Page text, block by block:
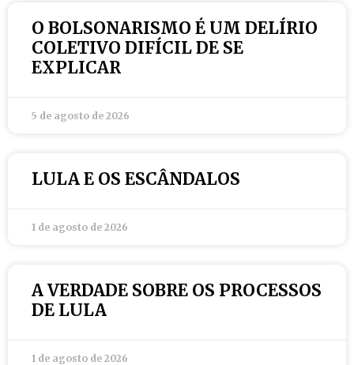
O BOLSONARISMO É UM DELÍRIO
COLETIVO DIFÍCIL DE SE
EXPLICAR
5 de agosto de 2026
LULA E OS ESCÂNDALOS
1 de agosto de 2026
A VERDADE SOBRE OS PROCESSOS
DE LULA
1 de agosto de 2026